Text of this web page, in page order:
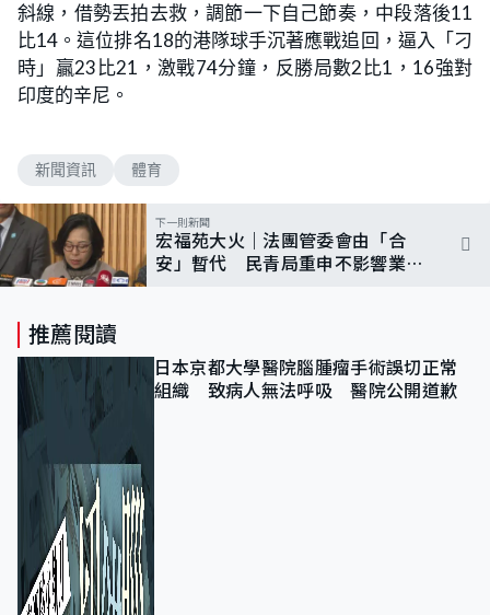
斜線，借勢丟拍去救，調節一下自己節奏，中段落後11
比14。這位排名18的港隊球手沉著應戰追回，逼入「刁
時」贏23比21，激戰74分鐘，反勝局數2比1，16強對
印度的辛尼。
新聞資訊 體育
下一則新聞
宏福苑大火｜法團管委會由「合
安」暫代 民青局重申不影響業主
推薦閱讀
日本京都大學醫院腦腫瘤手術誤切正常
組織 致病人無法呼吸 醫院公開道歉